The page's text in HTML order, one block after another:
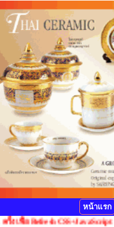
หน้าแรก
CSS+JavaScript